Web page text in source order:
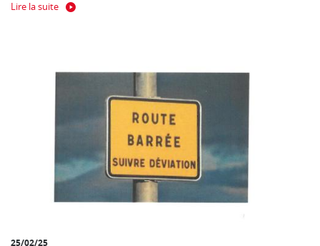
Lire la suite
25/02/25